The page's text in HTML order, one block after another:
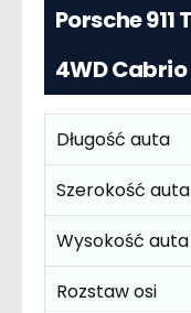
Porsche 911
4WD
Długość auta
Szerokość auta
Wysokość auta
Rozstaw osi